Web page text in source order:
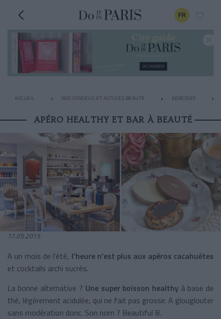
FR
ACCUEIL NOS CONSEILS ET ASTUCES BEAUTÉ ADRESSES
APÉRO HEALTHY ET BAR À BEAUTÉ
17.05.2015
A un mois de l’été, l’heure n’est plus aux apéros cacahuètes
et cocktails archi sucrés.
La bonne alternative ? Une super boisson healthy à base de
thé, légèrement acidulée, qui ne fait pas grossir. A glouglouter
sans modération donc. Son nom ? Beautiful B.